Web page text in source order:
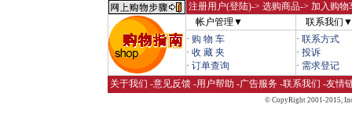
注册用户(登陆)-> 选购商品-> 加入购
帐户管理▼
联系我们▼
· 购 物 车
· 收 藏 夹
· 订单查询
· 联系方式
· 投诉
· 需求登记
关于我们 -意见反馈 -用户帮助 -广告服务 -联系我们 -友情
© CopyRight 2001-2015,